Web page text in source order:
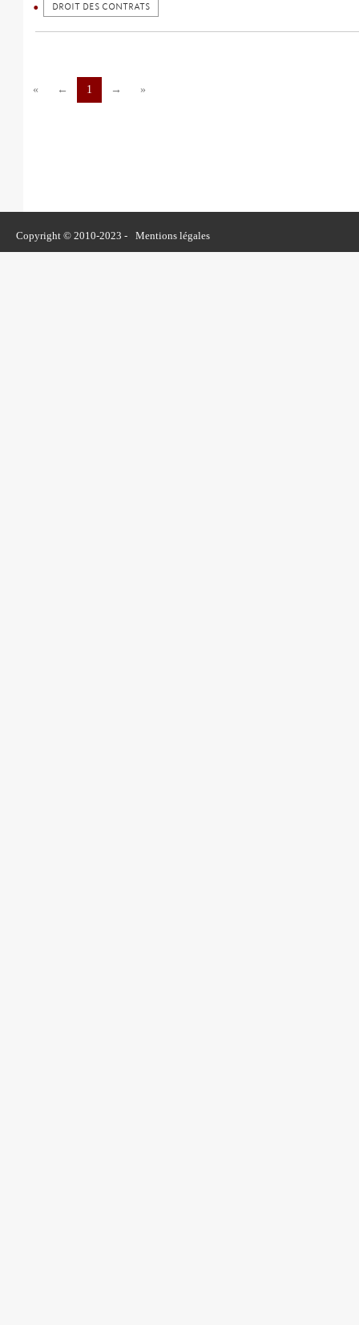
DROIT DES CONTRATS
« ← 1 → »
Copyright © 2010-2023 - Mentions légales